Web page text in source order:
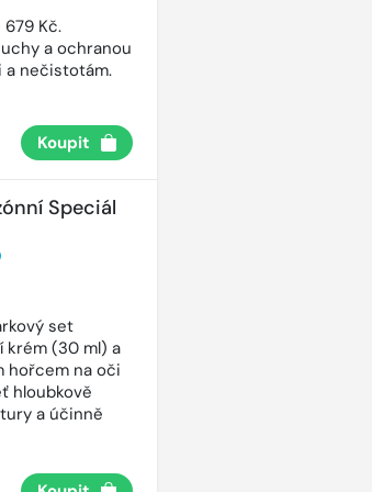
Kč.
a ochranou
a nečistotám.
Koupit
Speciál
set
krém (30 ml) a
hořcem na oči
hloubkově
a účinně